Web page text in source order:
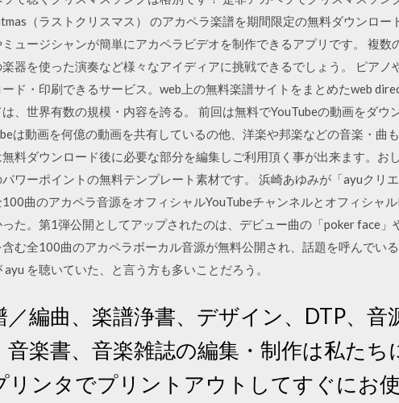
（ラストクリスマス） のアカペラ楽譜を期間限定の無料ダウンロ
ュージシャンが簡単にアカペラビデオを制作できるアプリです。 複数
器を使った演奏など様々なアイディアに挑戦できるでしょう。 ピア
ード・印刷できるサービス。web上の無料楽譜サイトをまとめたweb
は、世界有数の規模・内容を誇る。 前回は無料でYouTubeの動画をダ
は動画を何億の動画を共有しているの他、洋楽や邦楽などの音楽・曲
無料ダウンロード後に必要な部分を編集しご利用頂く事が出来ます。お
パワーポイントの無料テンプレート素材です。 浜崎あゆみが「ayuクリ
曲のアカペラ音源をオフィシャルYouTubeチャンネルとオフィシャ
った。第1弾公開としてアップされたのは、デビュー曲の「poker face
む全100曲のアカペラボーカル音源が無料公開され、話題を呼んでい
ayu を聴いていた、と言う方も多いことだろう。
／編曲、楽譜浄書、デザイン、DTP、音
音楽書、音楽雑誌の編集・制作は私た
リンタでプリントアウトしてすぐにお